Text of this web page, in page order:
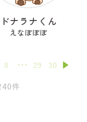
ドナラナくん
えなぼぼぼ
8 29 30
件